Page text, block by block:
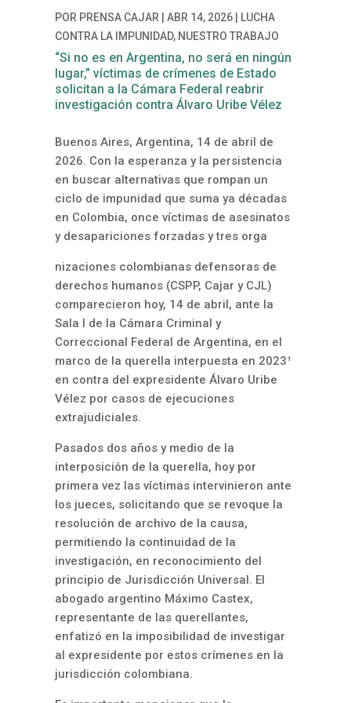
POR PRENSA CAJAR ABR 14, 2026|
LUCHA
CONTRA LA IMPUNIDAD, NUESTRO TRABAJO
“Si no es en Argentina, no será en ningún
lugar,” víctimas de crímenes de Estado
solicitan a la Cámara Federal reabrir
investigación contra Álvaro Uribe Vélez
Buenos Aires, Argentina, 14 de abril de
2026. Con la esperanza y la persistencia
en buscar alternativas que rompan un
ciclo de impunidad que suma ya décadas
en Colombia, once víctimas de asesinatos
y desapariciones forzadas y tres orga
nizaciones colombianas defensoras de
derechos humanos (CSPP, Cajar y CJL)
comparecieron hoy, 14 de abril, ante la
Sala I de la Cámara Criminal y
Correccional Federal de Argentina, en el
marco de la querella interpuesta en 2023¹
en contra del expresidente Álvaro Uribe
Vélez por casos de ejecuciones
extrajudiciales.
Pasados dos años y medio de la
interposición de la querella, hoy por
primera vez las víctimas intervinieron ante
los jueces, solicitando que se revoque la
resolución de archivo de la causa,
permitiendo la continuidad de la
investigación, en reconocimiento del
principio de Jurisdicción Universal. El
abogado argentino Máximo Castex,
representante de las querellantes,
enfatizó en la imposibilidad de investigar
al expresidente por estos crímenes en la
jurisdicción colombiana.